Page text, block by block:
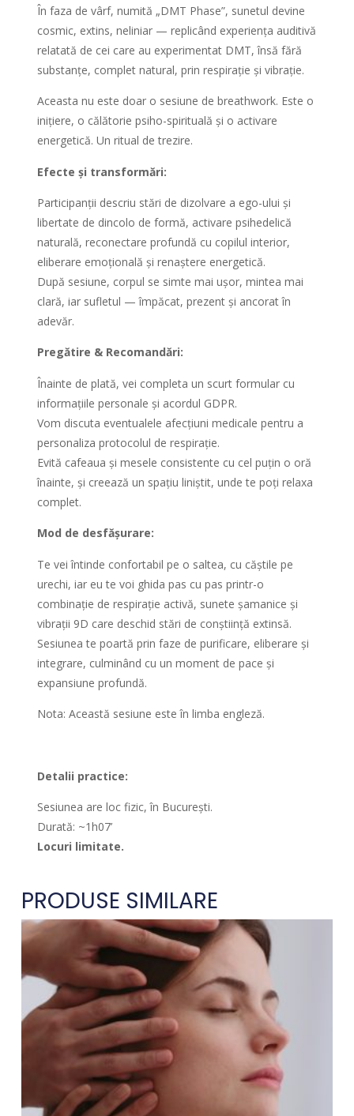
În faza de vârf, numită „DMT Phase”, sunetul devine
cosmic, extins, neliniar — replicând experiența auditivă
relatată de cei care au experimentat DMT, însă fără
substanțe, complet natural, prin respirație și vibrație.
Aceasta nu este doar o sesiune de breathwork. Este o
inițiere, o călătorie psiho-spirituală și o activare
energetică. Un ritual de trezire.
Efecte și transformări:
Participanții descriu stări de dizolvare a ego-ului și
libertate de dincolo de formă, activare psihedelică
naturală, reconectare profundă cu copilul interior,
eliberare emoțională și renaștere energetică.
După sesiune, corpul se simte mai ușor, mintea mai
clară, iar sufletul — împăcat, prezent și ancorat în
adevăr.
Pregătire & Recomandări:
Înainte de plată, vei completa un scurt formular cu
informațiile personale și acordul GDPR.
Vom discuta eventualele afecțiuni medicale pentru a
personaliza protocolul de respirație.
Evită cafeaua și mesele consistente cu cel puțin o oră
înainte, și creează un spațiu liniștit, unde te poți relaxa
complet.
Mod de desfășurare:
Te vei întinde confortabil pe o saltea, cu căștile pe
urechi, iar eu te voi ghida pas cu pas printr-o
combinație de respirație activă, sunete șamanice și
vibrații 9D care deschid stări de conștiință extinsă.
Sesiunea te poartă prin faze de purificare, eliberare și
integrare, culminând cu un moment de pace și
expansiune profundă.
Nota: Această sesiune este în limba engleză.
Detalii practice:
Sesiunea are loc fizic, în București.
Durată: ~1h07’
Locuri limitate.
PRODUSE SIMILARE